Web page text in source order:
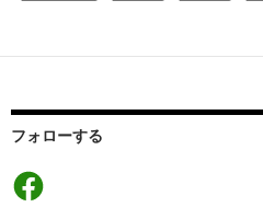
フォローする
Facebook